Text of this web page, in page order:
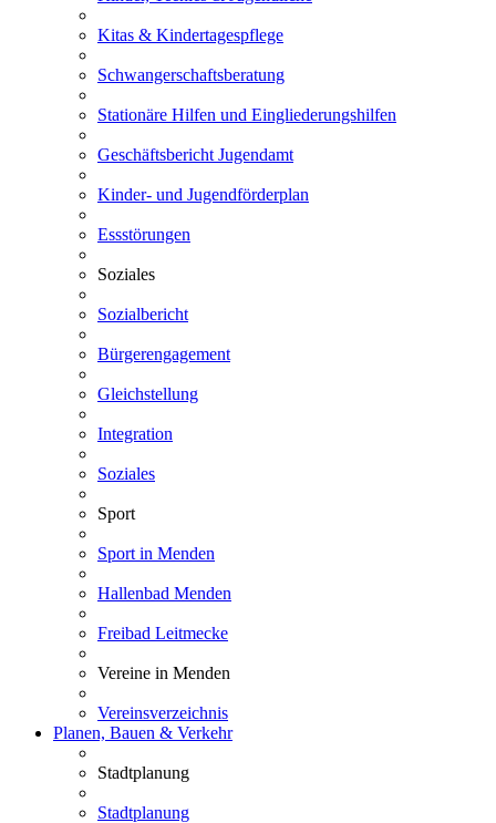
Kitas & Kindertagespflege
Schwangerschaftsberatung
Stationäre Hilfen und Eingliederungshilfen
Geschäftsbericht Jugendamt
Kinder- und Jugendförderplan
Essstörungen
Soziales
Sozialbericht
Bürgerengagement
Gleichstellung
Integration
Soziales
Sport
Sport in Menden
Hallenbad Menden
Freibad Leitmecke
Vereine in Menden
Vereinsverzeichnis
Planen, Bauen & Verkehr
Stadtplanung
Stadtplanung